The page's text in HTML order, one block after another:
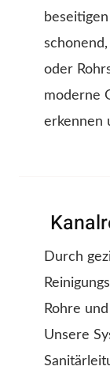
oder
moderne
erkennen
Durch
Rohre
Unsere